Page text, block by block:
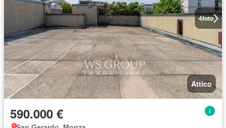
4foto
Attico
590.000 €